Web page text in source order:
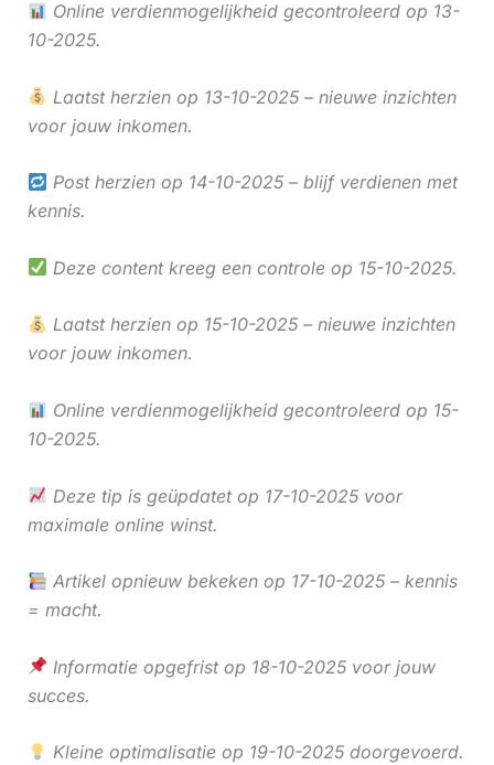
Online verdienmogelijkheid gecontroleerd op 13-
10-2025.
Laatst herzien op 13-10-2025 – nieuwe inzichten
voor jouw inkomen.
Post herzien op 14-10-2025 – blijf verdienen met
kennis.
Deze content kreeg een controle op 15-10-2025.
Laatst herzien op 15-10-2025 – nieuwe inzichten
voor jouw inkomen.
Online verdienmogelijkheid gecontroleerd op 15-
10-2025.
Deze tip is geüpdatet op 17-10-2025 voor
maximale online winst.
Artikel opnieuw bekeken op 17-10-2025 – kennis
= macht.
Informatie opgefrist op 18-10-2025 voor jouw
succes.
Kleine optimalisatie op 19-10-2025 doorgevoerd.